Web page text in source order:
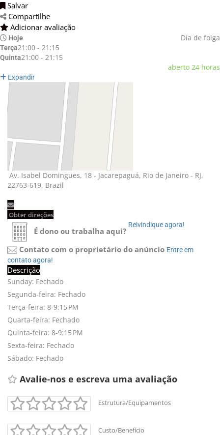
Salvar
Compartilhe
Adicionar avaliação
Hoje Dia de folga
Terça21:00 - 21:15
Quinta21:00 - 21:15
aberto 24 horas
Expandir
Av. Isabel Domingues, 18 - Jacarepaguá, Rio de Janeiro - RJ,
22763-619, Brazil
Obter direções
É dono ou trabalha aqui?
Reivindique agora!
Contato com o proprietário do anúncio Entre em
contato agora!
Descrição
Sunday: Fechado
Segunda-feira: Fechado
Terça-feira: 8-9:15 PM
Quarta-feira: Fechado
Quinta-feira: 8-9:15 PM
Sexta-feira: Fechado
Sábado: Fechado
Avalie-nos e escreva uma avaliação
Estrutura/Equipamentos
Custo/Benefício